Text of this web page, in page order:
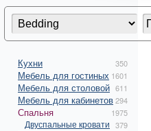
Кухни 350
Мебель для гостиных 1601
Мебель для столовой 611
Мебель для кабинетов294
Спальня 1975
Двуспальные кровати 379